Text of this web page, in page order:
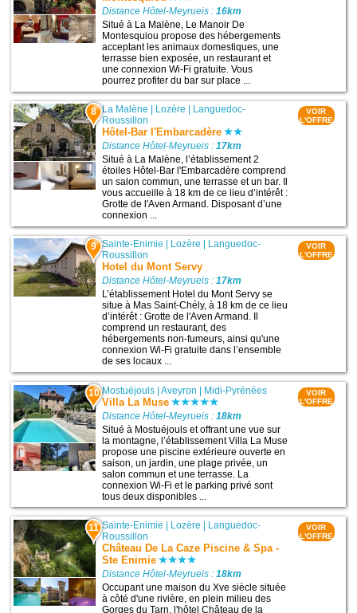
Distance Hôtel-Meyrueis :16km
Situé à La Malène, Le Manoir De
Montesquiou propose des hébergements
acceptant les animaux domestiques, une
terrasse bien exposée, un restaurant et
une connexion Wi-Fi gratuite. Vous
pourrez profiter du bar sur place ...
8 La Malène Lozère
Languedoc-
Roussillon
Hôtel-Bar l'Embarcadère
Distance Hôtel-Meyrueis :17km
Situé à La Malène, l’établissement 2
étoiles Hôtel-Bar l'Embarcadère comprend
un salon commun, une terrasse et un bar. Il
vous accueille à 18 km de ce lieu d’intérêt :
Grotte de l'Aven Armand. Disposant d’une
connexion ...
VOIR
L'OFFRE
9 Sainte-Enimie Lozère
Languedoc-
Roussillon
Hotel du Mont Servy
Distance Hôtel-Meyrueis :17km
L’établissement Hotel du Mont Servy se
situe à Mas Saint-Chély, à 18 km de ce lieu
d’intérêt : Grotte de l'Aven Armand. Il
comprend un restaurant, des
hébergements non-fumeurs, ainsi qu'une
connexion Wi-Fi gratuite dans l’ensemble
de ses locaux ...
VOIR
L'OFFRE
10 Mostuéjouls |Aveyron | Midi-Pyrénées
Villa La Muse
Distance Hôtel-Meyrueis :18km
Situé à Mostuéjouls et offrant une vue sur
la montagne, l’établissement Villa La Muse
propose une piscine extérieure ouverte en
saison, un jardin, une plage privée, un
salon commun et une terrasse. La
connexion Wi-Fi et le parking privé sont
tous deux disponibles ...
VOIR
L'OFFRE
11 Sainte-Enimie | Lozère | Languedoc-
Roussillon
Château De La Caze Piscine & Spa -
Ste Enimie
Distance Hôtel-Meyrueis :18km
Occupant une maison du Xve siècle située
à côté d'une rivière, en plein milieu des
Gorges du Tarn, l'hôtel Château de la
VOIR
L'OFFRE